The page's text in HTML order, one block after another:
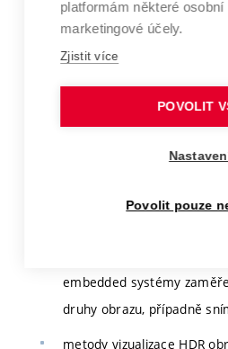
Pořizování HDR obrazu a
pořizování, zpracování a
obrazu (obrazu s více než
složkami),
zpracování stereosnímků a
embedded systémy
druhy obrazu, případně
metody vizualizace HDR
platformám některé osobní
marketingové účely.
Zjistit více
POVOLIT
Povolit pouze